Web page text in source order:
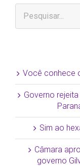
resultados
para:
Você conhece
Governo
Sim ao
Câmara
governo